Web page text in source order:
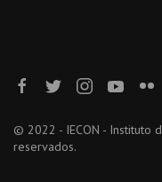
© 2022 - IECON - Instituto
reservados.